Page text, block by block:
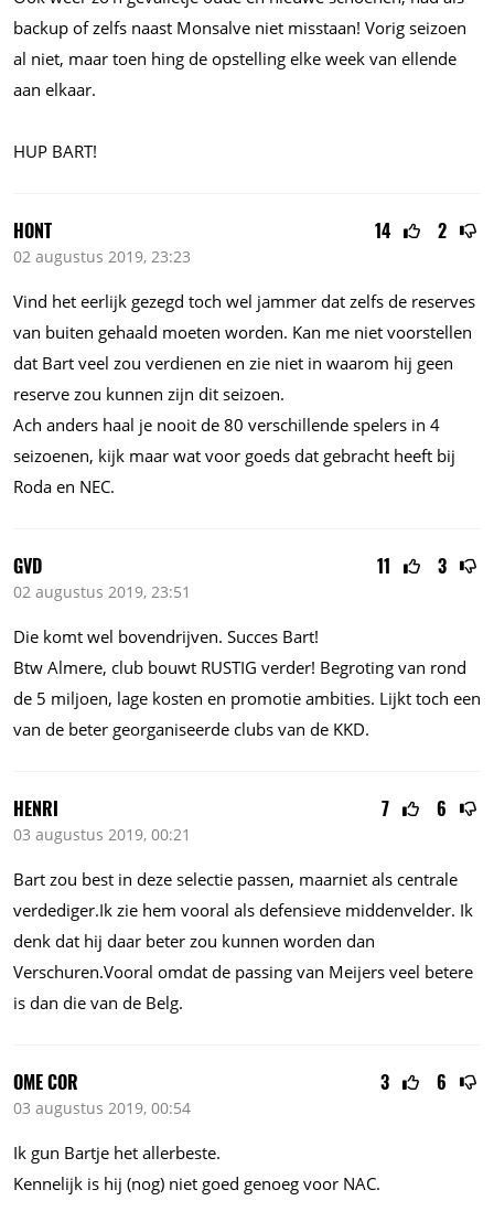
backup of zelfs naast Monsalve niet misstaan! Vorig seizoen
al niet, maar toen hing de opstelling elke week van ellende
aan elkaar.
HUP BART!
14 2
HONT
02 augustus 2019, 23:23
Vind het eerlijk gezegd toch wel jammer dat zelfs de reserves
van buiten gehaald moeten worden. Kan me niet voorstellen
dat Bart veel zou verdienen en zie niet in waarom hij geen
reserve zou kunnen zijn dit seizoen.
Ach anders haal je nooit de 80 verschillende spelers in 4
seizoenen, kijk maar wat voor goeds dat gebracht heeft bij
Roda en NEC.
11 3
GVD
02 augustus 2019, 23:51
Die komt wel bovendrijven. Succes Bart!
Btw Almere, club bouwt RUSTIG verder! Begroting van rond
de 5 miljoen, lage kosten en promotie ambities. Lijkt toch een
van de beter georganiseerde clubs van de KKD.
7 6
HENRI
03 augustus 2019, 00:21
Bart zou best in deze selectie passen, maarniet als centrale
verdediger.Ik zie hem vooral als defensieve middenvelder. Ik
denk dat hij daar beter zou kunnen worden dan
Verschuren.Vooral omdat de passing van Meijers veel betere
is dan die van de Belg.
3 6
OME COR
03 augustus 2019, 00:54
Ik gun Bartje het allerbeste.
Kennelijk is hij (nog) niet goed genoeg voor NAC.